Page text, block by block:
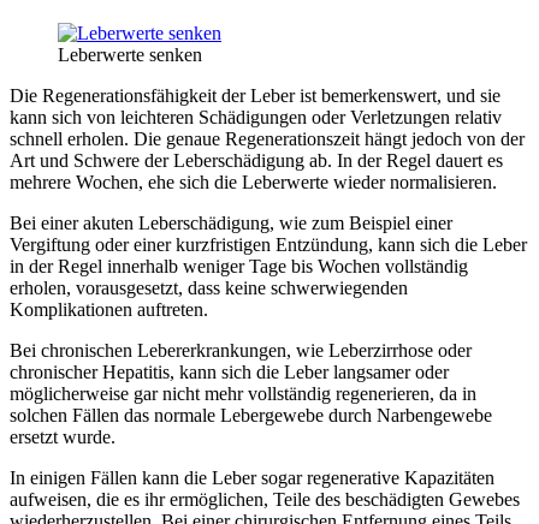
Leberwerte senken
Die Regenerationsfähigkeit der Leber ist bemerkenswert, und sie
kann sich von leichteren Schädigungen oder Verletzungen relativ
schnell erholen. Die genaue Regenerationszeit hängt jedoch von der
Art und Schwere der Leberschädigung ab. In der Regel dauert es
mehrere Wochen, ehe sich die Leberwerte wieder normalisieren.
Bei einer akuten Leberschädigung, wie zum Beispiel einer
Vergiftung oder einer kurzfristigen Entzündung, kann sich die Leber
in der Regel innerhalb weniger Tage bis Wochen vollständig
erholen, vorausgesetzt, dass keine schwerwiegenden
Komplikationen auftreten.
Bei chronischen Lebererkrankungen, wie Leberzirrhose oder
chronischer Hepatitis, kann sich die Leber langsamer oder
möglicherweise gar nicht mehr vollständig regenerieren, da in
solchen Fällen das normale Lebergewebe durch Narbengewebe
ersetzt wurde.
In einigen Fällen kann die Leber sogar regenerative Kapazitäten
aufweisen, die es ihr ermöglichen, Teile des beschädigten Gewebes